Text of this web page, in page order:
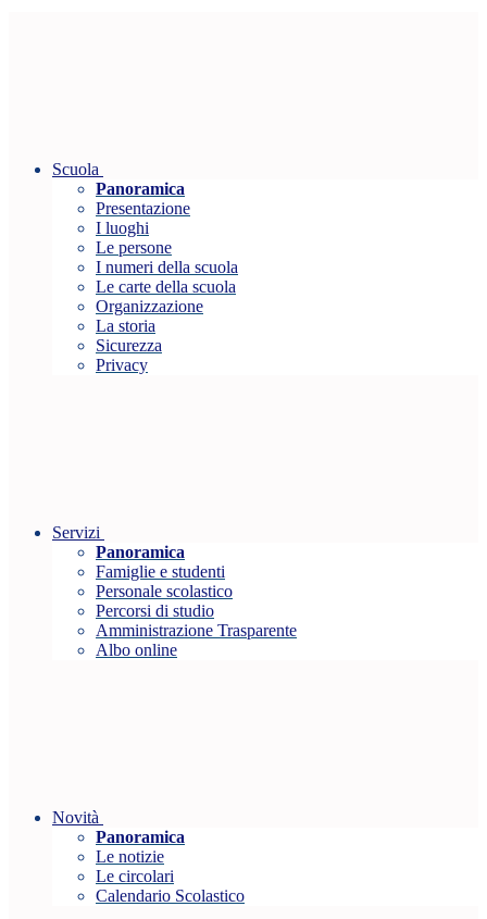
Scuola
Panoramica
Presentazione
I luoghi
Le persone
I numeri della scuola
Le carte della scuola
Organizzazione
La storia
Sicurezza
Privacy
Servizi
Panoramica
Famiglie e studenti
Personale scolastico
Percorsi di studio
Amministrazione Trasparente
Albo online
Novità
Panoramica
Le notizie
Le circolari
Calendario Scolastico